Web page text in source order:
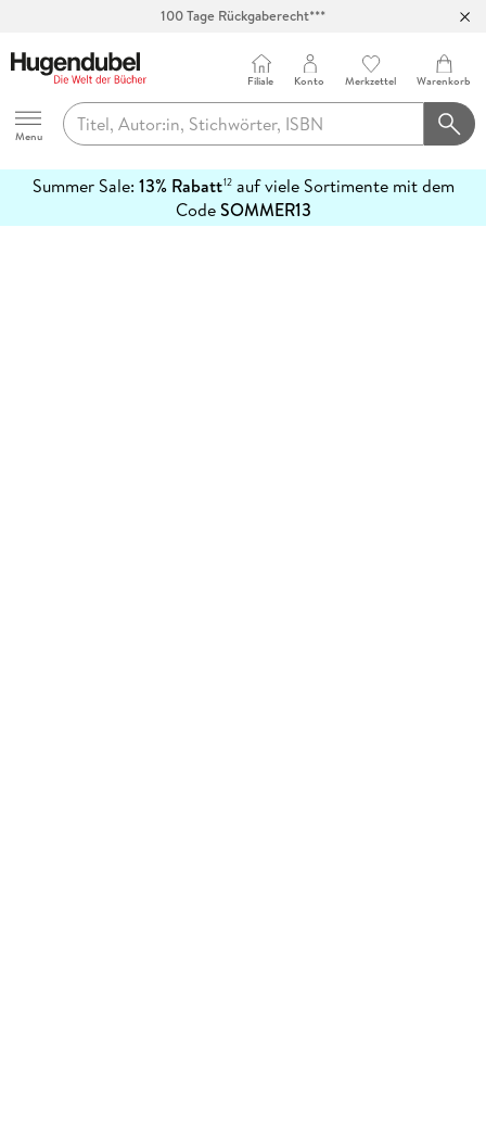
100 Tage Rückgaberecht***
Hugendubel
Menu
Filiale Konto Merkzettel Warenkorb
Summer Sale: 13% Rabatt12auf viele Sortimente mit dem
CodeSOMMER13
erfahren